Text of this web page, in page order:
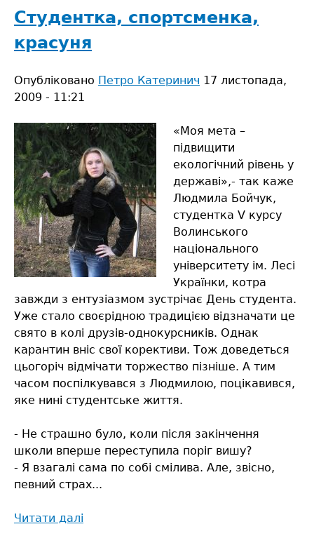
Валентини
Петренко
Студентка, спортсменка,
красуня
Опубліковано Петро Катеринич 17 листопада,
2009 - 11:21
«Моя мета –
підвищити
екологічний рівень у
державі»,- так каже
Людмила Бойчук,
студентка V курсу
Волинського
національного
університету ім. Лесі
Українки, котра
завжди з ентузіазмом зустрічає День студента.
Уже стало своєрідною традицією відзначати це
свято в колі друзів-однокурсників. Однак
карантин вніс свої корективи. Тож доведеться
цьогоріч відмічати торжество пізніше. А тим
часом поспілкувався з Людмилою, поцікавився,
яке нині студентське життя.
- Не страшно було, коли після закінчення
школи вперше переступила поріг вишу?
- Я взагалі сама по собі смілива. Але, звісно,
певний страх...
Читати далі